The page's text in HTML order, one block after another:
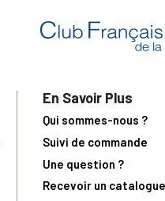
En Savoir Plus
Qui sommes-nous ?
Suivi de commande
Une question ?
Recevoir un catalogue